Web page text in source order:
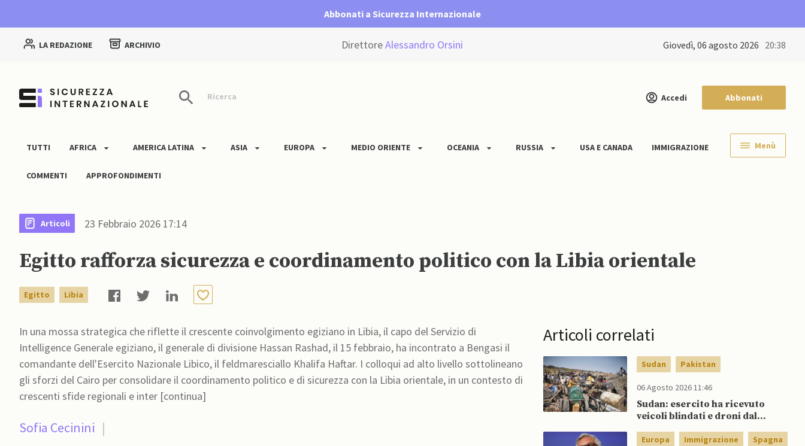
Abbonati a Sicurezza Internazionale
LA REDAZIONE ARCHIVIO DirettoreAlessandro Orsini giovedì, 06 agosto 2026 20:38
Ricerca Accedi Abbonati
TUTTI AFRICA AMERICA LATINA ASIA EUROPA MEDIO ORIENTE OCEANIA RUSSIA USA E CANADA IMMIGRAZIONE
COMMENTI APPROFONDIMENTI
Menù
Articoli 23 Febbraio 2026 17:14
Egitto rafforza sicurezza e coordinamento politico con la Libia orientale
Egitto Libia
In una mossa strategica che riflette il crescente coinvolgimento egiziano in Libia, il capo del Servizio di
Intelligence Generale egiziano, il generale di divisione Hassan Rashad, il 15 febbraio, ha incontrato a Bengasi il
comandante dell'Esercito Nazionale Libico, il feldmaresciallo Khalifa Haftar. I colloqui ad alto livello sottolineano
gli sforzi del Cairo per consolidare il coordinamento politico e di sicurezza con la Libia orientale, in un contesto di
crescenti sfide regionali e inter [continua]
Sofia Cecinini |
Articoli correlati
Sudan Pakistan
06 Agosto 2026 11:46
Sudan: esercito ha ricevuto
veicoli blindati e droni dal
Europa Immigrazione Spagna